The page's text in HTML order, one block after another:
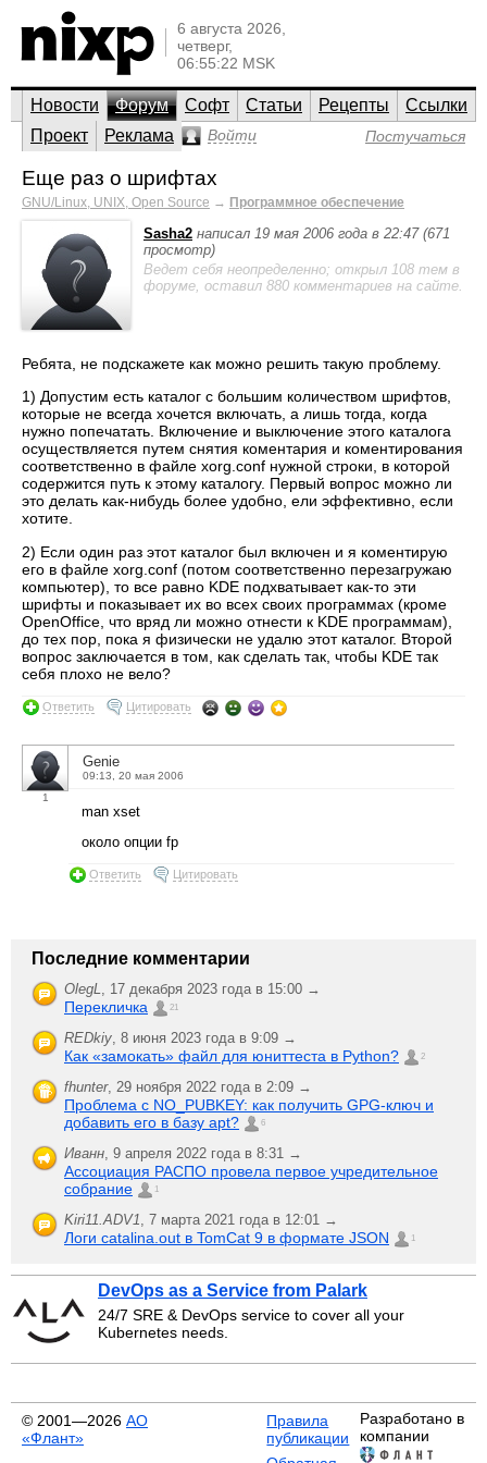
6 августа 2026,
четверг,
06:55:22 MSK
Новости Форум Софт Статьи Рецепты
Ссылки
Проект
Реклама Войти Постучаться
Еще раз о шрифтах
GNU/Linux, UNIX, Open Source → Программное обеспечение
Sasha2 написал 19 мая 2006 года в 22:47 (671
просмотр)
Ведет себя неопределенно; открыл 108 тем в
форуме, оставил 880 комментариев на сайте.
Ребята, не подскажете как можно решить такую проблему.
1) Допустим есть каталог с большим количеством шрифтов,
которые не всегда хочется включать, а лишь тогда, когда
нужно попечатать. Включение и выключение этого каталога
осуществляется путем снятия коментария и коментирования
соответственно в файле xorg.conf нужной строки, в которой
содержится путь к этому каталогу. Первый вопрос можно ли
это делать как-нибудь более удобно, ели эффективно, если
хотите.
2) Если один раз этот каталог был включен и я коментирую
его в файле xorg.conf (потом соответственно перезагружаю
компьютер), то все равно KDE подхватывает как-то эти
шрифты и показывает их во всех своих программах (кроме
OpenOffice, что вряд ли можно отнести к KDE программам),
до тех пор, пока я физически не удалю этот каталог. Второй
вопрос заключается в том, как сделать так, чтобы KDE так
себя плохо не вело?
Ответить Цитировать
1
Genie
09:13, 20 мая 2006
man xset
около опции fp
Ответить Цитировать
Последние комментарии
OlegL, 17 декабря 2023 года в 15:00 →
Перекличка 21
REDkiy, 8 июня 2023 года в 9:09 →
Как «замокать» файл для юниттеста в Python? 2
fhunter, 29 ноября 2022 года в 2:09 →
Проблема с NO_PUBKEY: как получить GPG-ключ и
добавить его в базу apt?
6
Иванн, 9 апреля 2022 года в 8:31 →
Ассоциация РАСПО провела первое учредительное
собрание
1
Kiri11.ADV1, 7 марта 2021 года в 12:01 →
Логи catalina.out в TomCat 9 в формате JSON 1
DevOps as a Service from Palark
24/7 SRE & DevOps service to cover all your
Kubernetes needs.
© 2001—2026 АО
«Флант»
Правила
публикации
Разработано в
компании